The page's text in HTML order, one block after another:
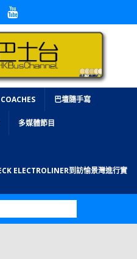
巴壇隨手寫
多媒體節目
ELECTROLINER到訪愉景灣進行實